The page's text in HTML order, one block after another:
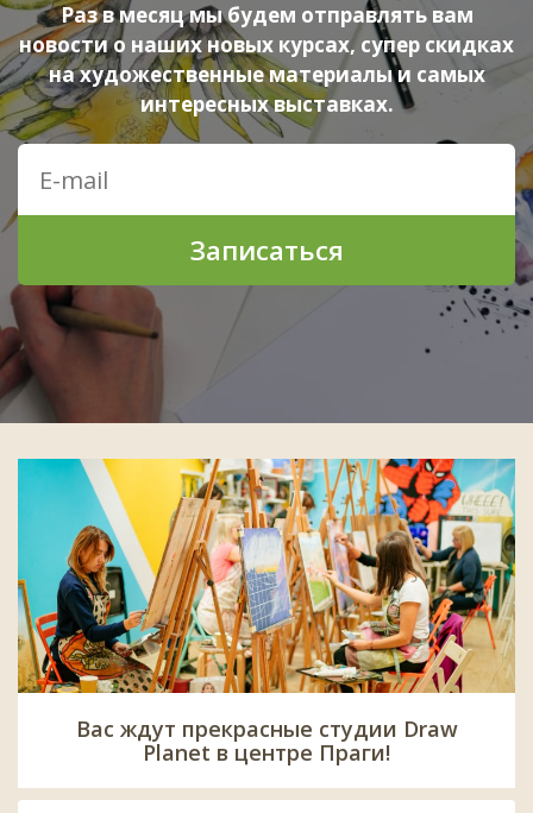
Раз в месяц мы будем отправлять вам
новости о наших новых курсах, супер скидках
на художественные материалы и самых
интересных выставках.
Записаться
Вас ждут прекрасные студии Draw
Planet в центре Праги!